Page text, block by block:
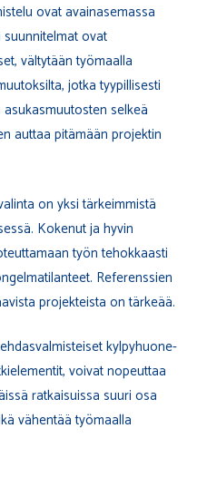
ovat avainasemassa
ovat
vältytään työmaalla
jotka tyypillisesti
selkeä
auttaa pitämään projektin
on yksi tärkeimmistä
Kokenut ja hyvin
työn tehokkaasti
Referenssien
projekteista on tärkeää.
kylpyhuone-
voivat nopeuttaa
ratkaisuissa suuri osa
vähentää työmaalla